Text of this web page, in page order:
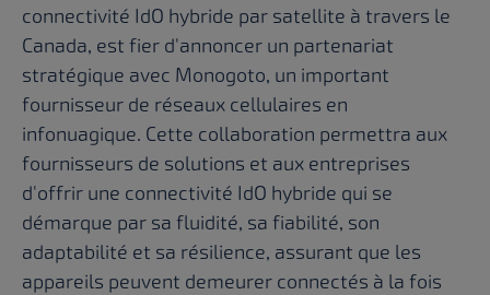
connectivité IdO hybride par satellite à travers le
Canada, est fier d'annoncer un partenariat
stratégique avec Monogoto, un important
fournisseur de réseaux cellulaires en
infonuagique. Cette collaboration permettra aux
fournisseurs de solutions et aux entreprises
d'offrir une connectivité IdO hybride qui se
démarque par sa fluidité, sa fiabilité, son
adaptabilité et sa résilience, assurant que les
appareils peuvent demeurer connectés à la fois